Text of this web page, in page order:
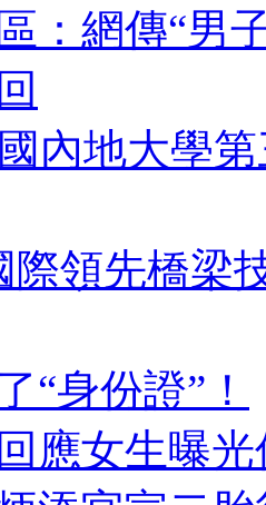
：網傳“男
內地大學
際領先橋梁
“身份證”！
應女生曝